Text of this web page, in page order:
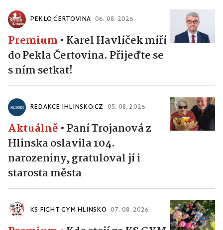
PEKLO ČERTOVINA 06. 08. 2026
Premium • Karel Havlíček míří
do Pekla Čertovina. Přijeďte se
s ním setkat!
REDAKCE IHLINSKO.CZ 05. 08. 2026
Aktuálně • Paní Trojanová z
Hlinska oslavila 104.
narozeniny, gratuloval jí i
starosta města
KS FIGHT GYM HLINSKO 07. 08. 2026